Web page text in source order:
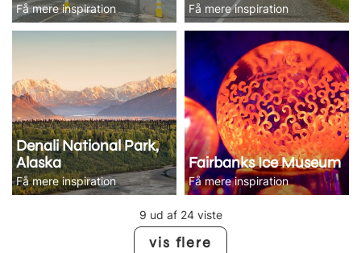
Få mere inspiration Få mere inspiration
Denali National Park,
Alaska
Få mere inspiration
Fairbanks Ice Museum
Få mere inspiration
9 ud af 24 viste
vis flere